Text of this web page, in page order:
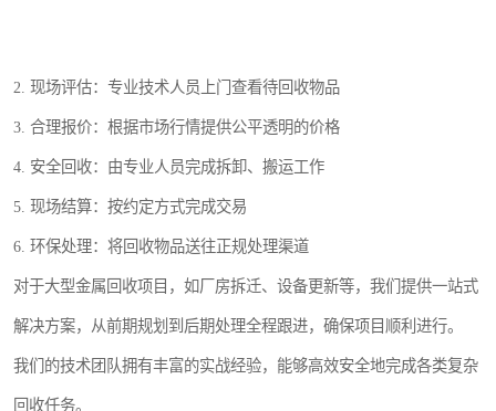
2. 现场评估：专业技术人员上门查看待回收物品
3. 合理报价：根据市场行情提供公平透明的价格
4. 安全回收：由专业人员完成拆卸、搬运工作
5. 现场结算：按约定方式完成交易
6. 环保处理：将回收物品送往正规处理渠道
对于大型金属回收项目，如厂房拆迁、设备更新等，我们提供一站式
解决方案，从前期规划到后期处理全程跟进，确保项目顺利进行。
我们的技术团队拥有丰富的实战经验，能够高效安全地完成各类复杂
回收任务。